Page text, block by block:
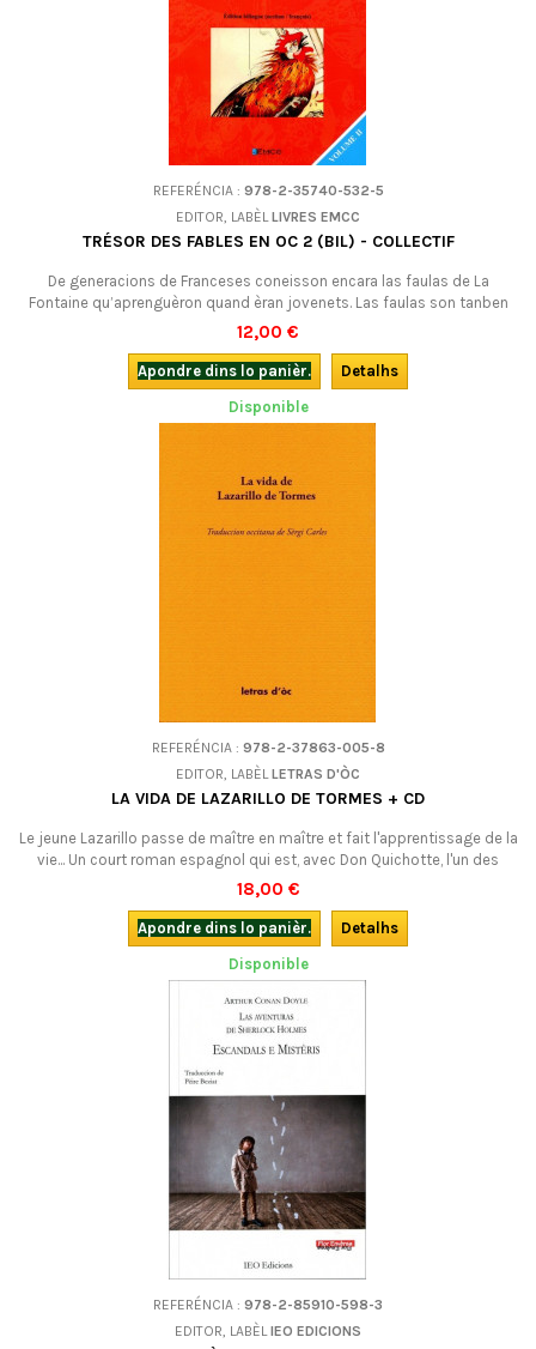
REFERÉNCIA : 978-2-35740-532-5
EDITOR, LABÈLLIVRES EMCC
TRÉSOR DES FABLES EN OC 2 (BIL) - COLLECTIF
De generacions de Franceses coneisson encara las faulas de La
Fontaine qu’aprenguèron quand èran jovenets. Las faulas son tanben
una font d'inspiracion plan rica per nòstres escrivans regionals,
occitans o "patesejants", que las revirèron o adaptèron dins lor lenga.
De reviradas mai o mens fidèlas, plan sovent saborosas e que meritan
d'èsser conegudas...
12,00 €
Apondre dins lo panièr.
Detalhs
Disponible
REFERÉNCIA : 978-2-37863-005-8
EDITOR, LABÈLLETRAS D'ÒC
LA VIDA DE LAZARILLO DE TORMES + CD
Le jeune Lazarillo passe de maître en maître et fait l'apprentissage de la
vie... Un court roman espagnol qui est, avec Don Quichotte, l'un des
joyaux de la grande littérature européenne.En occitan, avec CD mp3.
18,00 €
Apondre dins lo panièr.
Detalhs
Disponible
REFERÉNCIA : 978-2-85910-598-3
EDITOR, LABÈLIEO EDICIONS